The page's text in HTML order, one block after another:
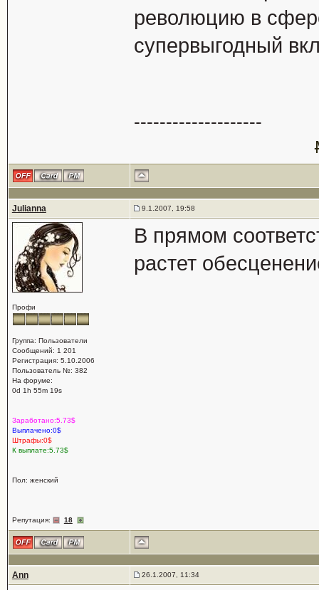
революцию в
супервыгодный
--------------------
Julianna 9.1.2007, 19:58
Профи
Группа: Пользователи
Сообщений: 1 201
Регистрация: 5.10.2006
Пользователь №: 382
На форуме:
0d 1h 55m 19s
Заработано:5.73$
Выплачено:0$
Штрафы:0$
К выплате:5.73$
Пол: женский
Репутация: 18
В прямом
растет
Ann 26.1.2007, 11:34